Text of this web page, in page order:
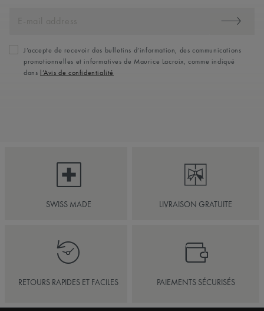
J’accepte de recevoir des bulletins d’information, des communications
promotionnelles et informatives de Maurice Lacroix, comme indiqué
dans l’Avis de confidentialité
SWISS MADE LIVRAISON GRATUITE
RETOURS RAPIDES ET FACILES PAIEMENTS SÉCURISÉS